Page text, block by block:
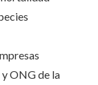
ONG de la